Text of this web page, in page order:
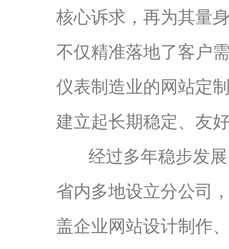
核心诉求，再为其量
不仅精准落地了客户
仪表制造业的网站定
建立起长期稳定、友
经过多年稳步发
省内多地设立分公司
盖企业网站设计制作